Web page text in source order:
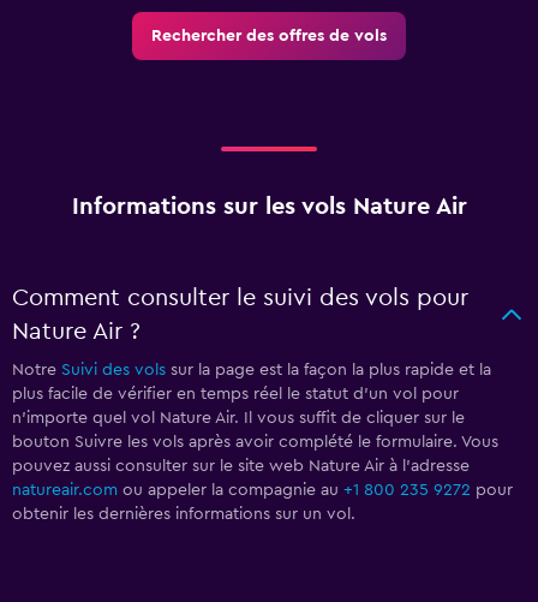
Rechercher des offres de vols
Informations sur les vols Nature Air
Comment consulter le suivi des vols pour
Nature Air ?
Notre Suivi des vols sur la page est la façon la plus rapide et la
plus facile de vérifier en temps réel le statut d'un vol pour
n'importe quel vol Nature Air. Il vous suffit de cliquer sur le
bouton Suivre les vols après avoir complété le formulaire. Vous
pouvez aussi consulter sur le site web Nature Air à l'adresse
natureair.com ou appeler la compagnie au +1 800 235 9272 pour
obtenir les dernières informations sur un vol.